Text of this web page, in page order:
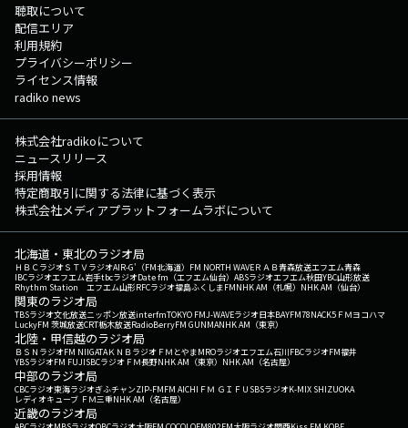
聴取について
配信エリア
利用規約
プライバシーポリシー
ライセンス情報
radiko news
株式会社radikoについて
ニュースリリース
採用情報
特定商取引に関する法律に基づく表示
株式会社メディアプラットフォームラボについて
北海道・東北のラジオ局
ＨＢＣラジオＳＴＶラジオAIR-G'（FM北海道） FM NORTH WAVEＲＡＢ青森放送エフエム青森
IBCラジオエフエム岩手tbcラジオDate fm（エフエム仙台） ABSラジオエフエム秋田YBC山形放送
Rhythm Station エフエム山形RFCラジオ福島ふくしまFMNHK AM（札幌） NHK AM（仙台）
関東のラジオ局
TBSラジオ文化放送ニッポン放送interfmTOKYO FMJ-WAVEラジオ日本BAYFM78NACK5 ＦＭヨコハマ
LuckyFM 茨城放送CRT栃木放送RadioBerryFM GUNMANHK AM（東京）
北陸・甲信越のラジオ局
ＢＳＮラジオFM NIIGATAＫＮＢラジオ ＦＭとやまMROラジオエフエム石川FBCラジオFM福井
YBSラジオFM FUJISBCラジオ ＦＭ長野NHK AM（東京） NHK AM（名古屋）
中部のラジオ局
CBCラジオ東海ラジオぎふチャンZIP-FMFM AICHI ＦＭ ＧＩＦＵ SBSラジオK-MIX SHIZUOKA
レディオキューブ ＦＭ三重NHK AM（名古屋）
近畿のラジオ局